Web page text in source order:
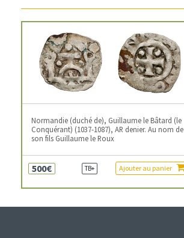
Normandie (duché de), Guillaume le Bâtard (le
Conquérant) (1037-1087), AR denier. Au nom de
son fils Guillaume le Roux
500€ TB+ Ajouter au panier